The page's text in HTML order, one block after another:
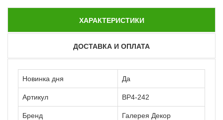
ХАРАКТЕРИСТИКИ
ДОСТАВКА И ОПЛАТА
Новинка дня Да
Артикул ВР4-242
Бренд Галерея Декор